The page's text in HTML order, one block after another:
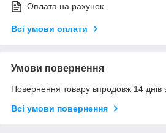
Оплата на рахунок
Всі умови оплати
Умови повернення
Повернення товару впродовж 14 днів
Всі умови повернення